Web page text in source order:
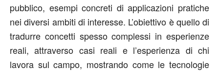
pubblico, esempi concreti di applicazioni pratiche
nei diversi ambiti di interesse. L’obiettivo è quello di
tradurre concetti spesso complessi in esperienze
reali, attraverso casi reali e l’esperienza di chi
lavora sul campo, mostrando come le tecnologie